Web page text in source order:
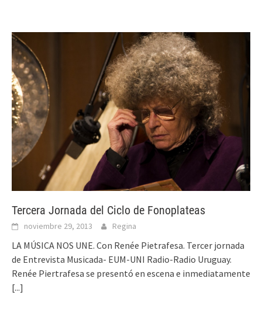
Tercera Jornada del Ciclo de Fonoplateas
noviembre 29, 2013 Regina
LA MÚSICA NOS UNE. Con Renée Pietrafesa. Tercer jornada
de Entrevista Musicada- EUM-UNI Radio-Radio Uruguay.
Renée Piertrafesa se presentó en escena e inmediatamente
[...]